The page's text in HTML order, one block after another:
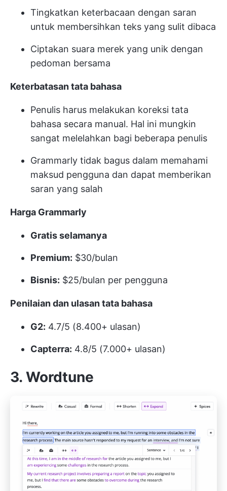
Tingkatkan keterbacaan dengan saran
untuk membersihkan teks yang sulit dibaca
Ciptakan suara merek yang unik dengan
pedoman bersama
Keterbatasan tata bahasa
Penulis harus melakukan koreksi tata
bahasa secara manual. Hal ini mungkin
sangat melelahkan bagi beberapa penulis
Grammarly tidak bagus dalam memahami
maksud pengguna dan dapat memberikan
saran yang salah
Harga Grammarly
Gratis selamanya
Premium: $30/bulan
Bisnis: $25/bulan per pengguna
Penilaian dan ulasan tata bahasa
G2: 4.7/5 (8.400+ ulasan)
Capterra: 4.8/5 (7.000+ ulasan)
3. Wordtune